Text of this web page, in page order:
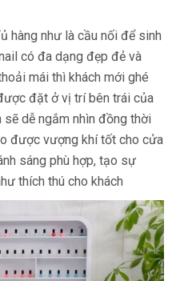
hàng như là cầu nối để sinh
có đa dạng đẹp đẻ và
mái thì khách mới ghé
đặt ở vị trí bên trái của
dễ ngắm nhìn đồng thời
được vượng khí tốt cho cửa
sáng phù hợp, tạo sự
thích thú cho khách